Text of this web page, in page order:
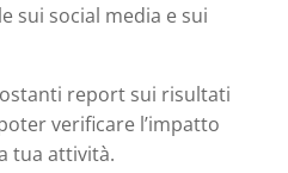
sui social media e sui
report sui risultati
verificare l’impatto
tua attività.